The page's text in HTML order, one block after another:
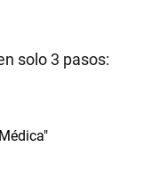
solo 3 pasos: